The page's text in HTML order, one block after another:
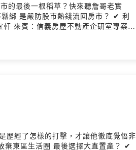
的最後一根稻草？快來聽詹哥老實
歷經了怎樣的打擊，才讓他徹底覺悟非